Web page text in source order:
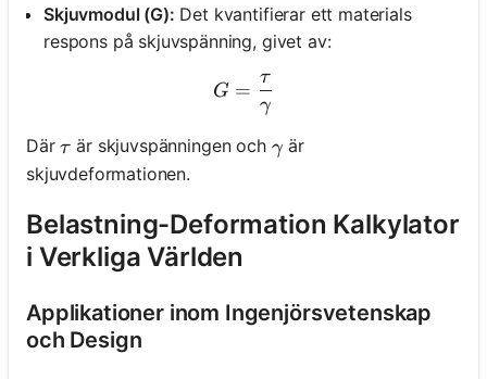
Skjuvmodul (G): Det kvantifierar ett materials
respons på skjuvspänning, givet av:
G =
G =
γ
τ
Där\tau
τ är skjuvspänningen och \gamma
γ är
skjuvdeformationen.
Belastning-Deformation Kalkylator
i Verkliga Världen
Applikationer inom Ingenjörsvetenskap
och Design